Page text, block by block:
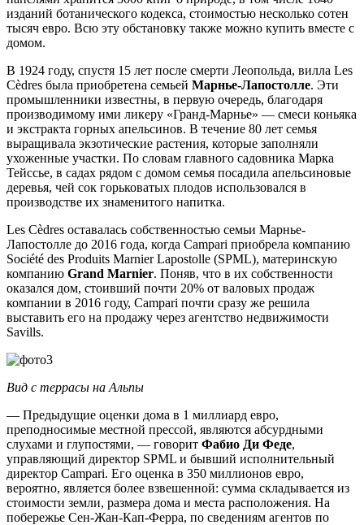
изданий ботанического кодекса, стоимостью несколько сотен
тысяч евро. Всю эту обстановку также можно купить вместе с
домом.
В 1924 году, спустя 15 лет после смерти Леопольда, вилла Les
Cèdres была приобретена семьей Марнье-Лапостолле. Эти
промышленники известны, в первую очередь, благодаря
производимому ими ликеру «Гранд-Марнье» — смеси коньяка
и экстракта горных апельсинов. В течение 80 лет семья
выращивала экзотические растения, которые заполняли
ухоженные участки. По словам главного садовника Марка
Тейссье, в садах рядом с домом семья посадила апельсиновые
деревья, чей сок горьковатых плодов использовался в
производстве их знаменитого напитка.
Les Cèdres оставалась собственностью семьи Марнье-
Лапостолле до 2016 года, когда Campari приобрела компанию
Société des Produits Marnier Lapostolle (SPML), материнскую
компанию Grand Marnier. Поняв, что в их собственности
оказался дом, стоивший почти 20% от валовых продаж
компании в 2016 году, Campari почти сразу же решила
выставить его на продажу через агентство недвижимости
Savills.
Вид с террасы на Альпы
— Предыдущие оценки дома в 1 миллиард евро,
преподносимые местной прессой, являются абсурдными
слухами и глупостями, — говорит Фабио Ди Феде,
управляющий директор SPML и бывший исполнительный
директор Campari. Его оценка в 350 миллионов евро,
вероятно, является более взвешенной: сумма складывается из
стоимости земли, размера дома и места расположения. На
побережье Сен-Жан-Кап-Ферра, по сведениям агентов по